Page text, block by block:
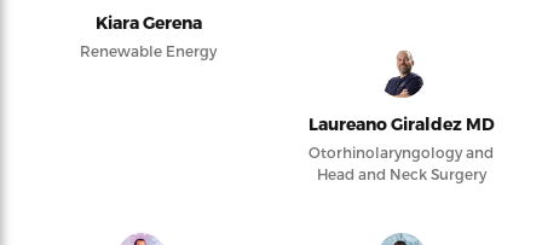
Kiara Gerena
Renewable Energy
Laureano Giraldez MD
Otorhinolaryngology and
Head and Neck Surgery